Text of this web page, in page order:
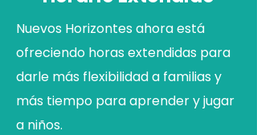
Nuevos Horizontes ahora está
ofreciendo horas extendidas para
darle más flexibilidad a familias y
más tiempo para aprender y jugar
a niños.